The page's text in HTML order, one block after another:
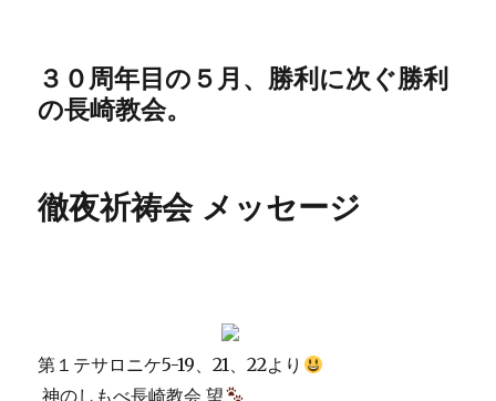
３０周年目の５月、勝利に次ぐ勝利
の長崎教会。
徹夜祈祷会 メッセージ
第１テサロニケ5-19、21、22より
神のしもべ長崎教会 望